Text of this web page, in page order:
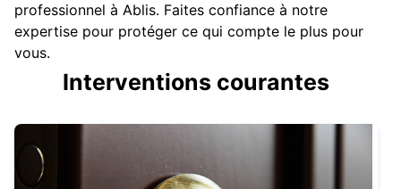
professionnel à Ablis. Faites confiance à notre
expertise pour protéger ce qui compte le plus pour
vous.
Interventions courantes